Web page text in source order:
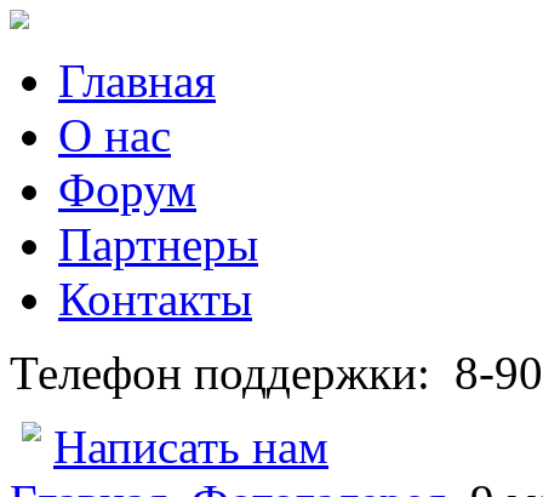
Главная
О нас
Форум
Партнеры
Контакты
Телефон поддержки: 8-
Написать нам